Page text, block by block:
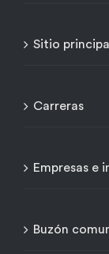
Sitio principal
Carreras
Empresas e
Buzón